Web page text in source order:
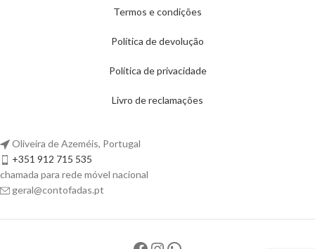
Termos e condições
Política de devolução
Política de privacidade
Livro de reclamações
Oliveira de Azeméis, Portugal
+351 912 715 535
chamada para rede móvel nacional
geral@contofadas.pt